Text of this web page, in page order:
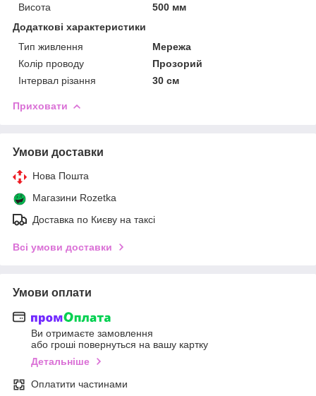
Висота
500 мм
Додаткові характеристики
Тип живлення
Мережа
Колір проводу
Прозорий
Інтервал різання
30 см
Приховати
Умови доставки
Нова Пошта
Магазини Rozetka
Доставка по Києву на таксі
Всі умови доставки
Умови оплати
Ви отримаєте замовлення
або гроші повернуться на вашу картку
Детальніше
Оплатити частинами